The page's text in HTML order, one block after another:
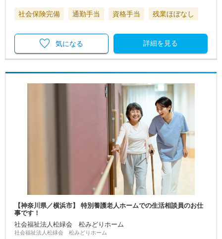
社会保険完備 通勤手当 資格手当 残業ほぼなし
詳細を見る
気になる
【神奈川県／横浜市】 特別養護老人ホームでの生活相談員のお仕
事です！
社会福祉法人松緑会 松みどりホーム
社会福祉法人松緑会 松みどりホーム